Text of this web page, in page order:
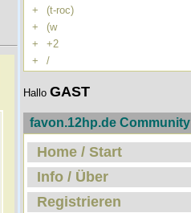
+
(t-roc)
+
(w
+
+2
+
/
Hallo GAST
favon.12hp.de Community
Home / Start
Info / Über
Registrieren